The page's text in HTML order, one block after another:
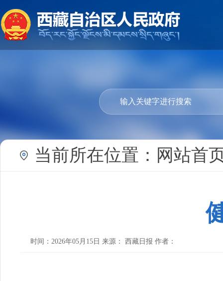
当前所在位置： 网站首
时间：2026年05月15日 来源： 西藏日报 作者：